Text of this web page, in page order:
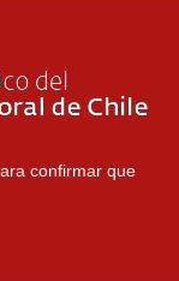
confirmar que